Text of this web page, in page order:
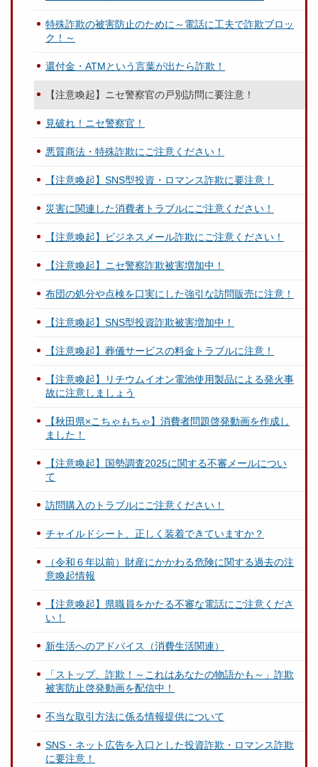
特殊詐欺の被害防止のために～電話に工夫で詐欺ブロッ
ク！～
還付金・ATMという言葉が出たら詐欺！
【注意喚起】ニセ警察官の戸別訪問に要注意！
見破れ！ニセ警察官！
悪質商法・特殊詐欺にご注意ください！
【注意喚起】SNS型投資・ロマンス詐欺に要注意！
災害に関連した消費者トラブルにご注意ください！
【注意喚起】ビジネスメール詐欺にご注意ください！
【注意喚起】ニセ警察詐欺被害増加中！
布団の処分や点検を口実にした強引な訪問販売に注意！
【注意喚起】SNS型投資詐欺被害増加中！
【注意喚起】葬儀サービスの料金トラブルに注意！
【注意喚起】リチウムイオン電池使用製品による発火事
故に注意しましょう
【秋田県×こちゃもちゃ】消費者問題啓発動画を作成し
ました！
【注意喚起】国勢調査2025に関する不審メールについ
て
訪問購入のトラブルにご注意ください！
チャイルドシート、正しく装着できていますか？
（令和６年以前）財産にかかわる危険に関する過去の注
意喚起情報
【注意喚起】県職員をかたる不審な電話にご注意くださ
い！
新生活へのアドバイス（消費生活関連）
「ストップ、詐欺！～これはあなたの物語かも～」詐欺
被害防止啓発動画を配信中！
不当な取引方法に係る情報提供について
SNS・ネット広告を入口とした投資詐欺・ロマンス詐欺
に要注意！